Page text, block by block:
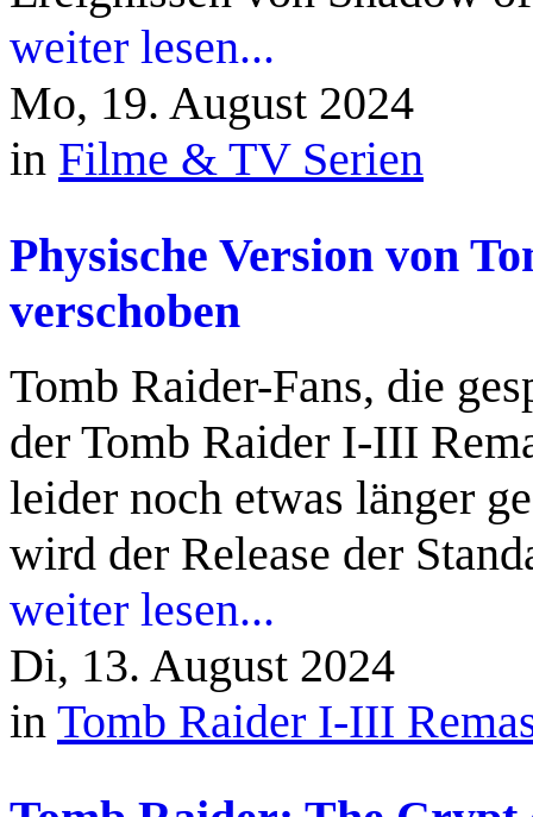
weiter lesen...
Mo, 19. August 2024
in Filme & TV Serien
Physische Version von
verschoben
Tomb Raider-Fans, die
der Tomb Raider I-III
leider noch etwas länger
wird der Release der
weiter lesen...
Di, 13. August 2024
in Tomb Raider I-III